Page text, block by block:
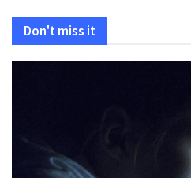
Don't miss it